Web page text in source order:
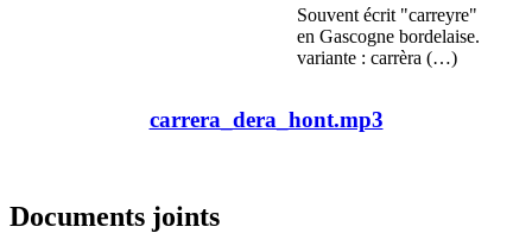
Souvent écrit "carreyre"
en Gascogne bordelaise.
variante : carrèra (…)
carrera_dera_hont.mp3
Documents joints